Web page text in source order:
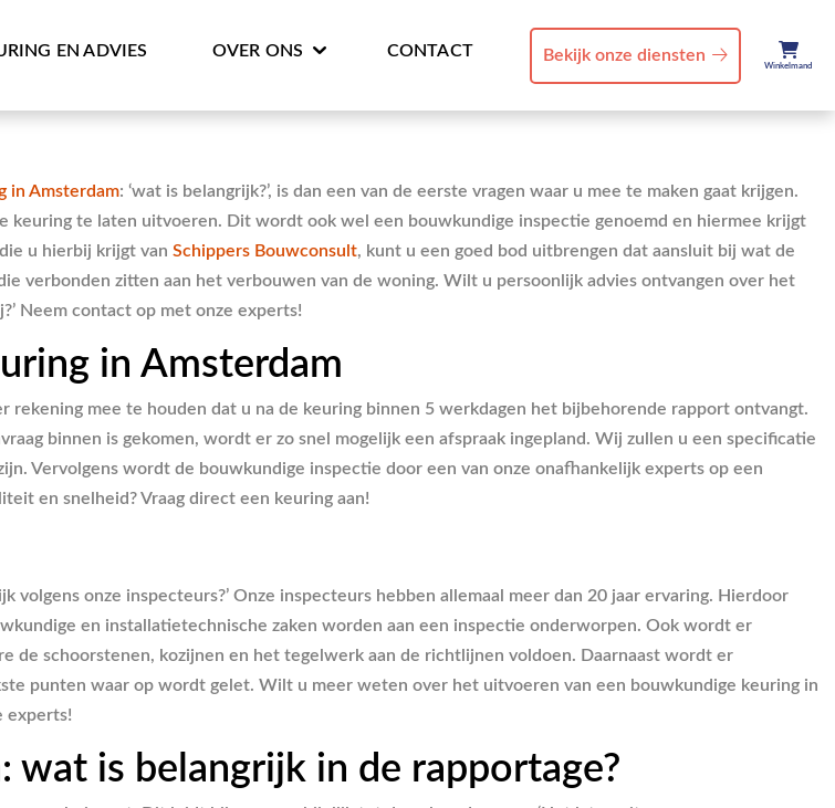
EN ADVIES OVER ONS CONTACT
Winkelmand
Bekijk onze diensten
in Amsterdam: ‘wat is belangrijk?’, is dan een van de eerste vragen waar u mee te maken gaat krijgen.
keuring te laten uitvoeren. Dit wordt ook wel een bouwkundige inspectie genoemd en hiermee krijgt
u hierbij krijgt van Schippers Bouwconsult, kunt u een goed bod uitbrengen dat aansluit bij wat de
verbonden zitten aan het verbouwen van de woning. Wilt u persoonlijk advies ontvangen over het
Neem contact op met onze experts!
in Amsterdam
rekening mee te houden dat u na de keuring binnen 5 werkdagen het bijbehorende rapport ontvangt.
binnen is gekomen, wordt er zo snel mogelijk een afspraak ingepland. Wij zullen u een specificatie
Vervolgens wordt de bouwkundige inspectie door een van onze onafhankelijk experts op een
en snelheid? Vraag direct een keuring aan!
onze inspecteurs?’ Onze inspecteurs hebben allemaal meer dan 20 jaar ervaring. Hierdoor
en installatietechnische zaken worden aan een inspectie onderworpen. Ook wordt er
de schoorstenen, kozijnen en het tegelwerk aan de richtlijnen voldoen. Daarnaast wordt er
punten waar op wordt gelet. Wilt u meer weten over het uitvoeren van een bouwkundige keuring in
experts!
wat is belangrijk in de rapportage?